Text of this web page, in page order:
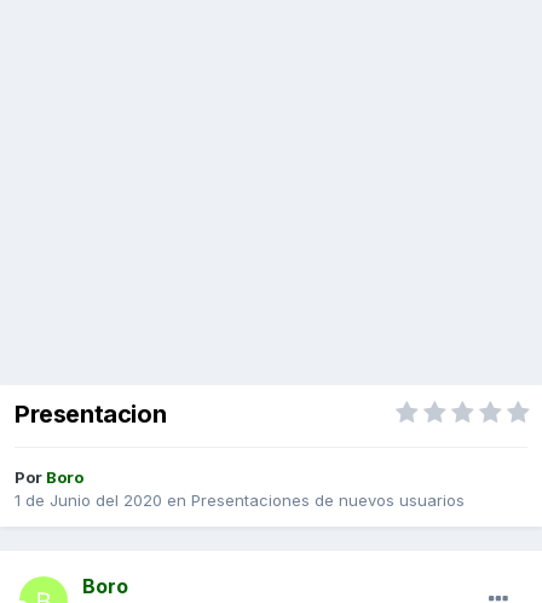
Presentacion
Por Boro
1 de Junio del 2020 en Presentaciones de nuevos usuarios
Boro